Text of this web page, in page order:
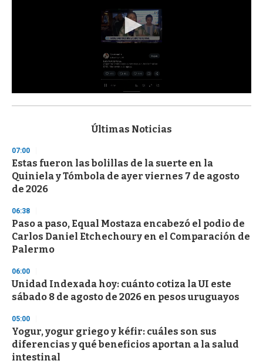
s
d
s
o
f
3
s
e
c
o
n
Últimas Noticias
07:00
Estas fueron las bolillas de la suerte en la
Quiniela y Tómbola de ayer viernes 7 de agosto
de 2026
06:38
Paso a paso, Equal Mostaza encabezó el podio de
Carlos Daniel Etchechoury en el Comparación de
Palermo
06:00
Unidad Indexada hoy: cuánto cotiza la UI este
sábado 8 de agosto de 2026 en pesos uruguayos
05:00
Yogur, yogur griego y kéfir: cuáles son sus
diferencias y qué beneficios aportan a la salud
intestinal